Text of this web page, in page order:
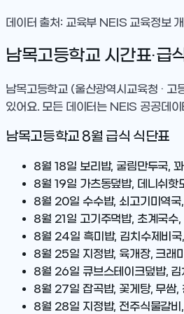
데이터 출처: 교육부 NEIS 교육정
남목고등학교 시간표·급
남목고등학교 (울산광역시교육청 · 고
있어요. 모든 데이터는 NEIS 공공데
남목고등학교 8월 급식 식단표
8월 18일 보리밥, 굴림만두국,
8월 19일 가츠동덮밥, 데니쉬핫
8월 20일 수수밥, 쇠고기미역
8월 21일 고기주먹밥, 초계국
8월 24일 흑미밥, 김치수제비
8월 25일 지정밥, 육개장, 크래
8월 26일 큐브스테이크덮밥,
8월 27일 잡곡밥, 꽃게탕, 무쌈,
8월 28일 지정밥, 전주식물갈